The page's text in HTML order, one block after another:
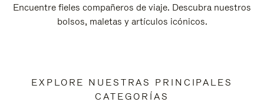
Encuentre fieles compañeros de viaje. Descubra nuestros
bolsos, maletas y artículos icónicos.
EXPLORE NUESTRAS PRINCIPALES
CATEGORÍAS